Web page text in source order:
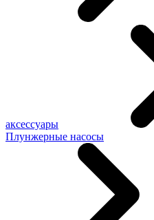
аксессуары
Плунжерные насосы